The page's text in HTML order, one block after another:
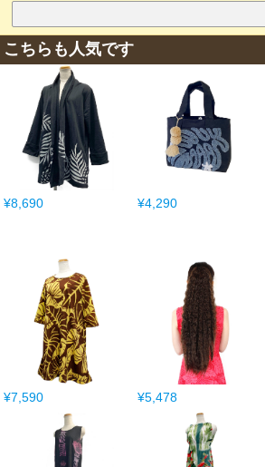
こちらも人気です
¥8,690 ¥4,290
¥7,590 ¥5,478